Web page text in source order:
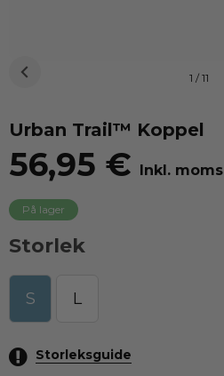
1 / 11
Urban Trail™ Koppel
56,95 € Inkl. moms
På lager
Storlek
S L
Storleksguide